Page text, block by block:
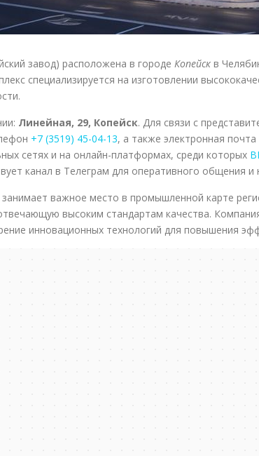
завод) расположена в городе Копейск в
специализируется на изготовлении
Линейная, 29, Копейск. Для связи с
+7 (3519) 45-04-13, а также электронная почта
сетях и на онлайн-платформах, среди которых
канал в Телеграм для оперативного общения и
важное место в промышленной карте
высоким стандартам качества.
инновационных технологий для повышения